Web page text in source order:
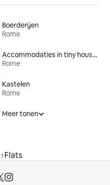
Boerderijen
Rome
Accommodaties in tiny houses
Rome
Kastelen
Rome
Meer tonen
Flats